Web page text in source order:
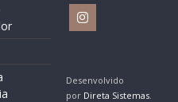
Desenvolvido
por Direta Sistemas.